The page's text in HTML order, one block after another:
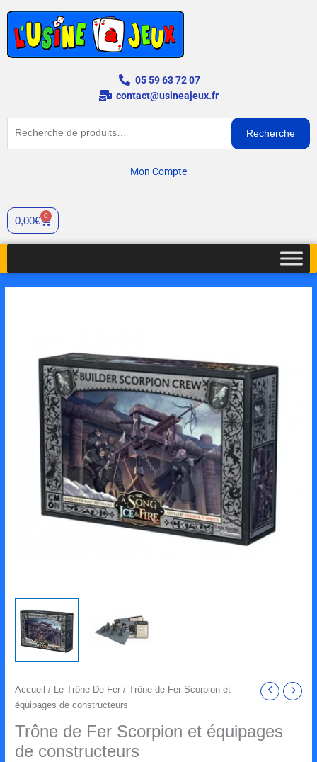
contenu
05 59 63 72 07
contact@usineajeux.fr
Recherche
Mon Compte
0,00€ 0
Cart
Accueil / Le Trône De Fer / Trône de Fer Scorpion et
équipages de constructeurs
Trône de Fer Scorpion et équipages
de constructeurs